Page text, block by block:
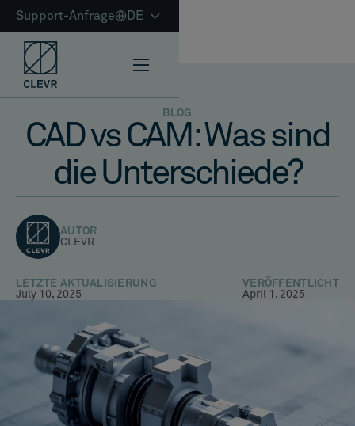
Support-Anfrage DE
BLOG
CAD vs CAM: Was sind
die Unterschiede?
AUTOR
CLEVR
LETZTE AKTUALISIERUNG
July 10, 2025
VERÖFFENTLICHT
April 1, 2025